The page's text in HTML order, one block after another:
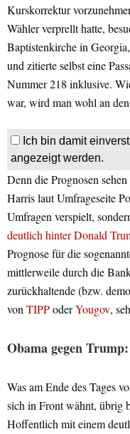
Kurskorrektur
Wähler verprellt hatte,
Baptistenkirche in
und zitierte selbst eine
Nummer 218 inklusive.
war, wird man wohl an
Ich bin damit
angezeigt werden.
Denn die Prognosen
Harris laut Umfrageseite
Umfragen verspielt,
deutlich hinter Donald
Prognose für die
mittlerweile durch die
zurückhaltende (bzw.
vonTIPPoderYougov,
Obama gegen
Was am Ende des Tages
sich in Front wähnt, übrig
Hoffentlich mit einem